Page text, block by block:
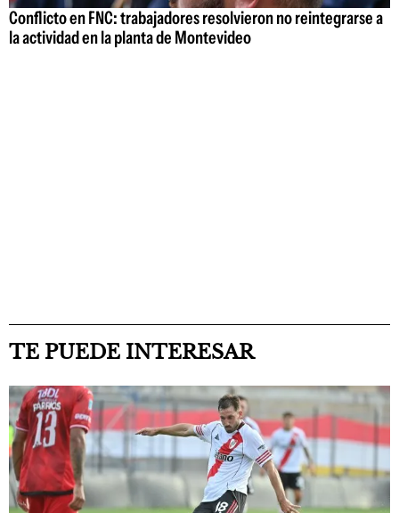
Conflicto en FNC: trabajadores resolvieron no reintegrarse a
la actividad en la planta de Montevideo
TE PUEDE INTERESAR